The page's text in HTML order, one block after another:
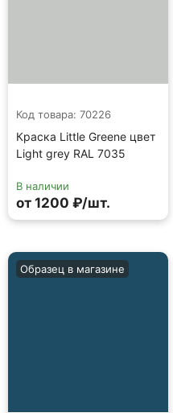
Код товара: 70226
Краска Little Greene цвет
Light grey RAL 7035
В наличии
от 1200 ₽/шт.
Образец в магазине